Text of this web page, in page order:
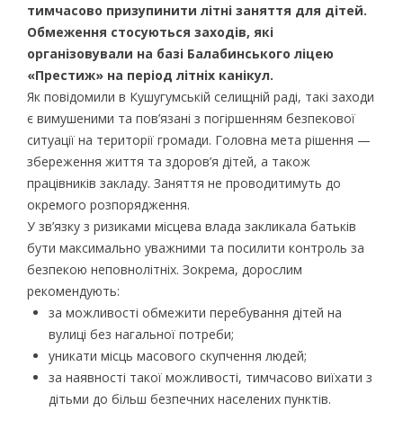
тимчасово призупинити літні заняття для дітей.
Обмеження стосуються заходів, які
організовували на базі Балабинського ліцею
«Престиж» на період літніх канікул.
Як повідомили в Кушугумській селищній раді, такі заходи
є вимушеними та пов’язані з погіршенням безпекової
ситуації на території громади. Головна мета рішення —
збереження життя та здоров’я дітей, а також
працівників закладу. Заняття не проводитимуть до
окремого розпорядження.
У зв’язку з ризиками місцева влада закликала батьків
бути максимально уважними та посилити контроль за
безпекою неповнолітніх. Зокрема, дорослим
рекомендують:
за можливості обмежити перебування дітей на
вулиці без нагальної потреби;
уникати місць масового скупчення людей;
за наявності такої можливості, тимчасово виїхати з
дітьми до більш безпечних населених пунктів.